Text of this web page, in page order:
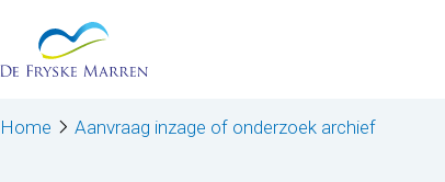
Ga naar de inhoud
Home Aanvraag inzage of onderzoek archief
van